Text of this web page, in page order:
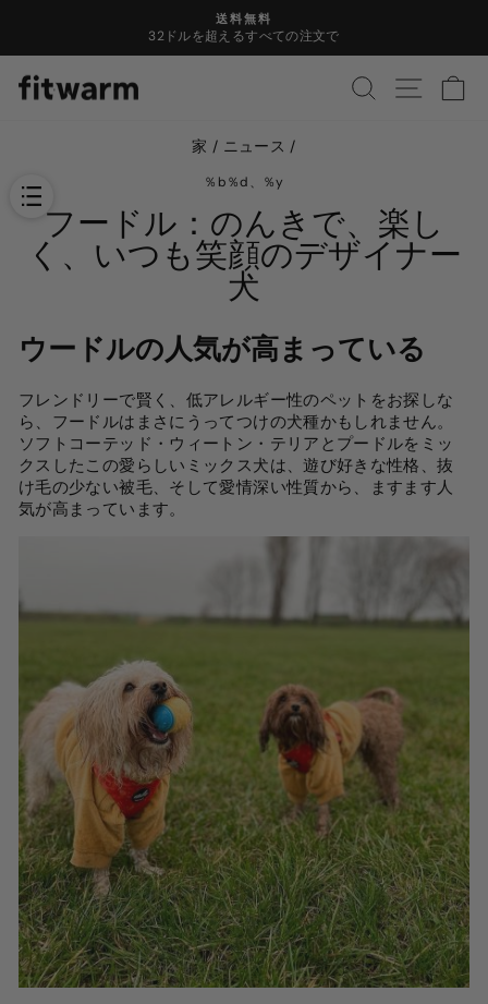
テ
ス
ョ
ー
を
一
時
停
止
し
す
送料無料
32ドルを超えるすべての注文で
検索 サイト
家 / ニュース /
％b％d、％y
フードル：のんきで、楽し
く、いつも笑顔のデザイナー
犬
ウードルの人気が高まっている
フレンドリーで賢く、低アレルギー性のペットをお探しな
ら、フードルはまさにうってつけの犬種かもしれません。
ソフトコーテッド・ウィートン・テリアとプードルをミッ
クスしたこの愛らしいミックス犬は、遊び好きな性格、抜
け毛の少ない被毛、そして愛情深い性質から、ますます人
気が高まっています。